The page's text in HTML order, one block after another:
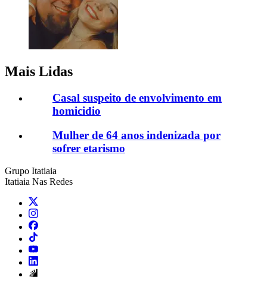
Mais Lidas
Casal suspeito de envolvimento em
homicidio
Mulher de 64 anos indenizada por
sofrer etarismo
Grupo Itatiaia
Itatiaia Nas Redes